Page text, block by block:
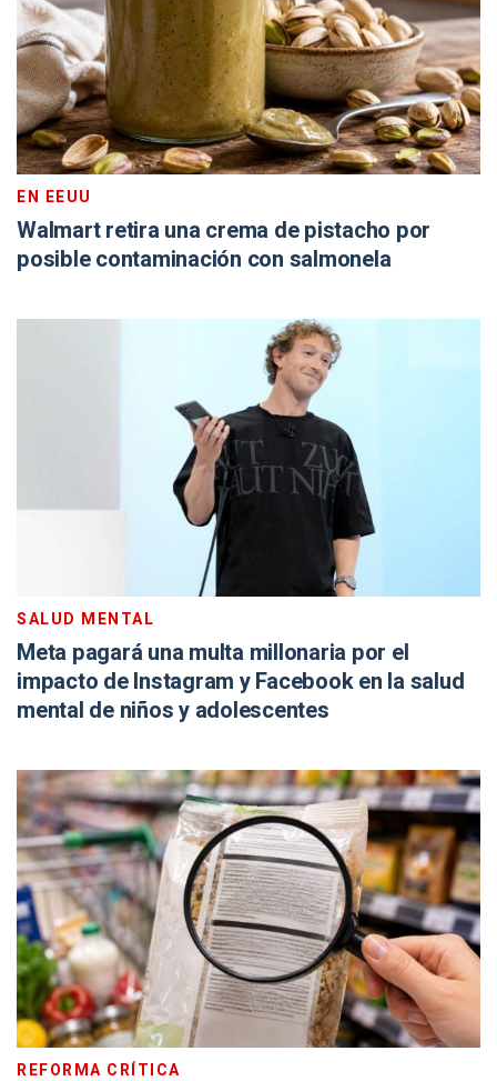
EN EEUU
Walmart retira una crema de pistacho por
posible contaminación con salmonela
SALUD MENTAL
Meta pagará una multa millonaria por el
impacto de Instagram y Facebook en la salud
mental de niños y adolescentes
REFORMA CRÍTICA